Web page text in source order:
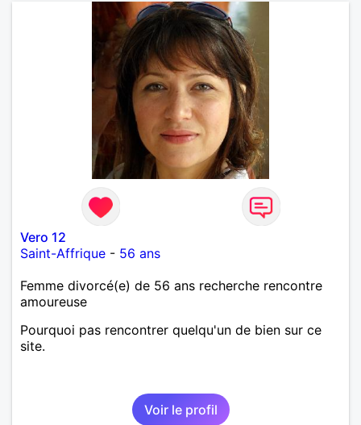
Vero 12
Saint-Affrique - 56 ans
Femme divorcé(e) de 56 ans recherche rencontre
amoureuse
Pourquoi pas rencontrer quelqu'un de bien sur ce
site.
Voir le profil